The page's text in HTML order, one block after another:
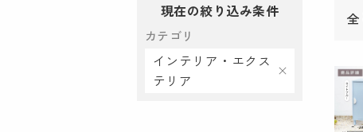
現在の絞り込み条件
カテゴリ
インテリア・エクス
テリア
全